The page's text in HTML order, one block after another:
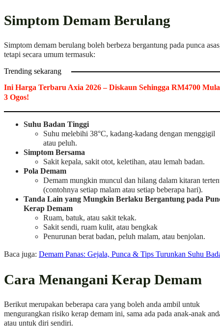
Simptom Demam Berulang
Simptom demam berulang boleh berbeza bergantung pada punca
tetapi secara umum termasuk:
Trending sekarang
Ini Harga Terbaru Axia 2026 – Diskaun Sehingga RM4700
3 Ogos!
Suhu Badan Tinggi
Suhu melebihi 38°C, kadang-kadang dengan menggigil
atau peluh.
Simptom Bersama
Sakit kepala, sakit otot, keletihan, atau lemah badan.
Pola Demam
Demam mungkin muncul dan hilang dalam kitaran
(contohnya setiap malam atau setiap beberapa hari).
Tanda Lain yang Mungkin Berlaku Bergantung pada
Kerap Demam
Ruam, batuk, atau sakit tekak.
Sakit sendi, ruam kulit, atau bengkak
Penurunan berat badan, peluh malam, atau benjolan.
Baca juga: Demam Panas: Gejala, Punca & Tips Turunkan Suhu
Cara Menangani Kerap Demam
Berikut merupakan beberapa cara yang boleh anda ambil untuk
mengurangkan risiko kerap demam ini, sama ada pada anak-anak
atau untuk diri sendiri.